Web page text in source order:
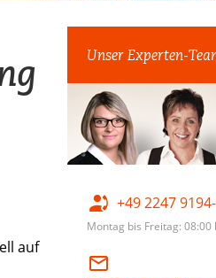
auf
Unser Experten-
+49 2247
Montag bis Freitag: 08:00